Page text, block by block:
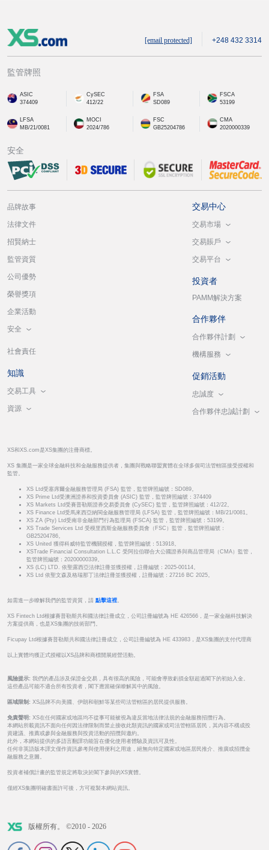
[email protected] +248 432 3314
監管牌照
ASIC
374409
CySEC
412/22
FSA
SD089
FSCA
53199
LFSA
MB/21/0081
MOCI
2024/786
FSC
GB25204786
CMA
2020000339
安全
品牌故事
法律文件
招賢納士
監管資質
公司優勢
榮譽獎項
企業活動
安全
社會責任
知識
交易工具
資源
交易中心
交易市場
交易賬戶
交易平台
投資者
PAMM解決方案
合作夥伴
合作夥伴計劃
機構服務
促銷活動
忠誠度
合作夥伴忠誠計劃
XS和XS.com是XS集團的注冊商標。
XS 集團是一家全球金融科技和金融服務提供者，集團與戰略聯盟實體在全球多個司法管轄區接受授權和
監管。
XS Ltd受塞席爾金融服務管理局 (FSA) 監管，監管牌照編號：SD089。
XS Prime Ltd受澳洲證券和投資委員會 (ASIC) 監管，監管牌照編號：374409
XS Markets Ltd受賽普勒斯證券交易委員會 (CySEC) 監管，監管牌照編號：412/22。
XS Finance Ltd受馬來西亞納閩金融服務管理局 (LFSA) 監管，監管牌照編號：MB/21/0081。
XS ZA (Pty) Ltd受南非金融部門行為監理局 (FSCA) 監管，監管牌照編號：53199。
XS Trade Services Ltd 受模里西斯金融服務委員會（FSC）監管，監管牌照編號：
GB25204786。
XS United 獲得科威特監管機關授權，監管牌照編號：513918。
XSTrade Financial Consultation L.L.C 受阿拉伯聯合大公國證券與商品管理局（CMA）監管，
監管牌照編號：20200000339。
XS (LC) LTD. 依聖露西亞法律註冊並獲授權，註冊編號：2025-00114。
XS Ltd 依聖文森及格瑞那丁法律註冊並獲授權，註冊編號：27216 BC 2025。
如需進一步瞭解我們的監管資質，請 點擊這裡。
XS Fintech Ltd根據賽普勒斯共和國法律註冊成立，公司註冊編號為 HE 426566，是一家金融科技解決
方案提供商，也是XS集團的技術部門。
Ficupay Ltd根據賽普勒斯共和國法律註冊成立，公司註冊編號為 HE 433983，是XS集團的支付代理商
以上實體均獲正式授權以XS品牌和商標開展經營活動。
風險提示: 我們的產品涉及保證金交易，具有很高的風險，可能會導致虧損金額超過閣下的初始入金。
這些產品可能不適合所有投資者，閣下應當確保瞭解其中的風險。
區域限制: XS品牌不向美國、伊朗和朝鮮等某些司法管轄區的居民提供服務。
免責聲明: XS在任何國家或地區均不從事可能被視為違反當地法律法規的金融服務招攬行為。
本網站所載資訊不面向任何因法律限制而禁止接收此類資訊的國家或司法管轄區居民，其內容不構成投
資建議、推薦或參與金融服務與投資活動的招攬與邀約。
此外，本網站提供的多語言翻譯功能旨在優化使用者體驗及資訊可及性。
任何非英語版本譯文僅作資訊參考與使用便利之用途，絕無向特定國家或地區居民推介、推廣或招攬金
融服務之意圖。
投資者補償計畫的監管規定將取決於閣下參與的XS實體。
僅經XS集團明確書面許可後，方可複製本網站資訊。
版權所有。 ©2010 - 2026